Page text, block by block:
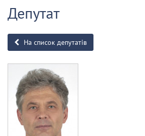
Депутат
На список депутатів